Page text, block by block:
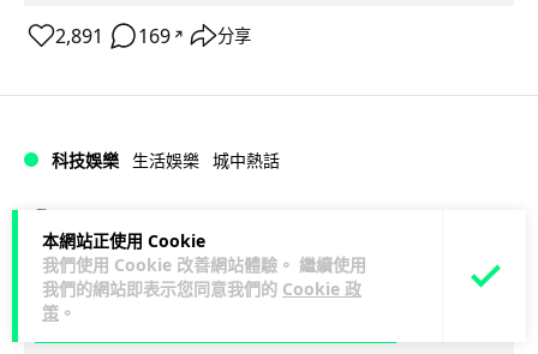
本網站正使用 Cookie
我們使用 Cookie 改善網站體驗。 繼續使用
我們的網站即表示您同意我們的 Cookie 政
策 。
2,891 169 ↗ 分享
科技娛樂 生活娛樂 城中熱話
iPhone 加速撤出中國 印度成新機主要
基地 上年組裝增至5500萬部